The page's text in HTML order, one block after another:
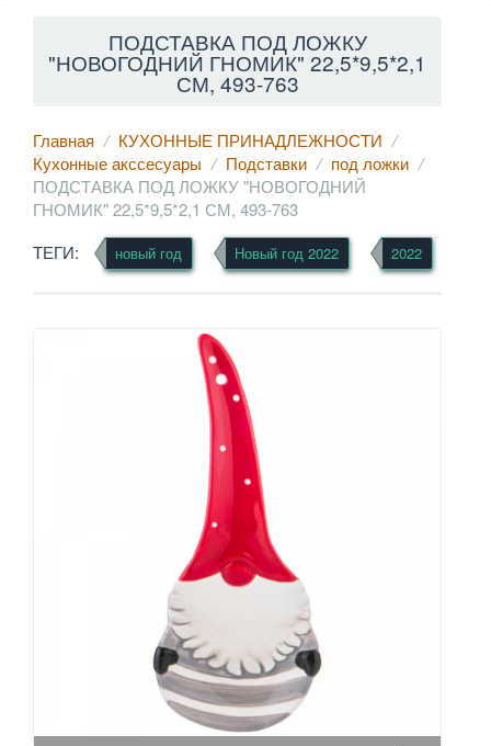
ПОДСТАВКА ПОД ЛОЖКУ
"НОВОГОДНИЙ ГНОМИК" 22,5*9,5*2,1
СМ, 493-763
Главная
КУХОННЫЕ ПРИНАДЛЕЖНОСТИ
Кухонные акссесуары
Подставки
под ложки
ПОДСТАВКА ПОД ЛОЖКУ "НОВОГОДНИЙ
ГНОМИК" 22,5*9,5*2,1 СМ, 493-763
ТЕГИ:
новый год Новый год 2022 2022